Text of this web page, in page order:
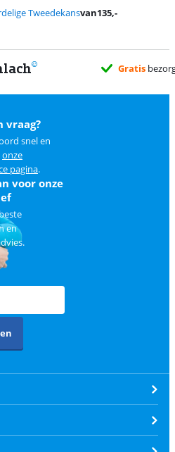
Tweedekansvan135,-
Gratisbezorgd
vraag?
snel en
onze
pagina.
voor onze
en